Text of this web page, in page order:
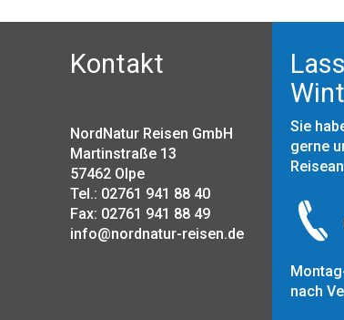
Kontakt
NordNatur Reisen GmbH
Martinstraße 13
57462 Olpe
Tel.: 02761 941 88 40
Fax: 02761 941 88 49
info@nordnatur-reisen.de
Sie
gerne
nach